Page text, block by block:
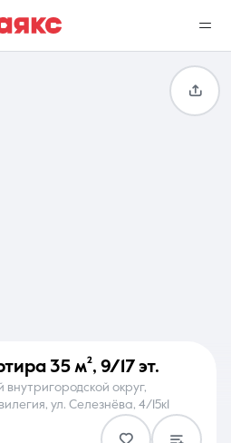
Контакты
35 м², 9/17 эт.
округ,
ул. Селезнёва, 4/15к1